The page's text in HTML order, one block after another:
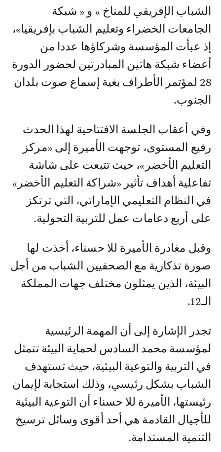
الشباب الإفريقي للمناخ » و « شبكة
الجامعات الخضراء وتعليم الشباب بإفريقيا»،
إذ عبأت المؤسسة وشركاؤها عددا من
أعضاء شبكة هاتين المبادرتين لحضور الدورة
28 لمؤتمر الأطراف بغية إسماع صوت بلدان
الجنوب.
وفي أعقاب الجلسة الافتتاحية لهذا الحدث
رفيع المستوى، توجهت الأميرة إلى «مركز
التعليم الأخضر»، حيث تتبعت على شاشة
تفاعلية أهداف تأثير «شراكة التعليم الأخضر»
في النظام التعليمي الإماراتي، التي ترتكز
على أربع دعامات عمل للتربية التحولية.
وقبل مغادرة الأميرة للا حسناء، أخذت لها
صورة تذكارية مع الصحفيين الشباب من أجل
البيئة، الذين يمثلون مختلف جهات المملكة
الـ12.
تجدر الإشارة إلى أن المهمة الرئيسية
لمؤسسة محمد السادس لحماية البيئة تتمثل
في التربية والتوعية البيئية، حيث تستهدف
الشباب بشكل رئيسي، وذلك استجابة لإيمان
رئيستها، الأميرة للا حسناء أن التوعية البيئية
للأجيال القادمة هي أحد أقوى وسائل ترسيخ
التنمية المستدامة.